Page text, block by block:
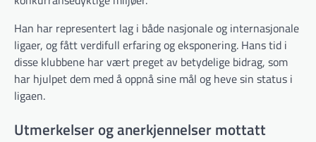
Han har representert lag i både nasjonale og internasjonale
ligaer, og fått verdifull erfaring og eksponering. Hans tid i
disse klubbene har vært preget av betydelige bidrag, som
har hjulpet dem med å oppnå sine mål og heve sin status i
ligaen.
Utmerkelser og anerkjennelser mottatt